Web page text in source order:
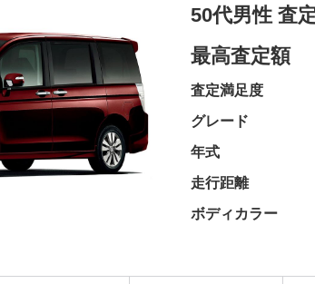
50代男性 査
最高査定額
査定満足度
グレード
年式
走行距離
ボディカラー